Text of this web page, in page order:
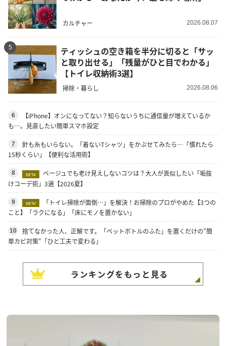
カルチャー 2026.08.07
5
ティッシュの空き箱を半分に切ると「サッ
と取り出せる」「残量がひと目でわかる」
【トイレ収納術3選】
掃除・暮らし 2026.08.06
6
【iPhone】オンになってない？知らないうちに通信量が増えているか
も…。見直したい簡単スマホ設定
7
針も糸もいらない。「着ないTシャツ」をかぶせてみたら…「慣れたら
15秒くらい」【便利な活用術】
8 new
ベージュでも老け見えしないコツは？大人が真似したい「垢抜
けコーデ術」3選【2026夏】
9 new
「トイレ掃除が面倒…」を解決！お掃除のプロがやめた【3つの
こと】「ラクになる」「床にモノを置かない」
10
捨てなかった人、正解です。「ペットボトルのふた」を置くだけの"簡
単カビ対策"「ひと工夫で変わる」
ランキングをもっと見る